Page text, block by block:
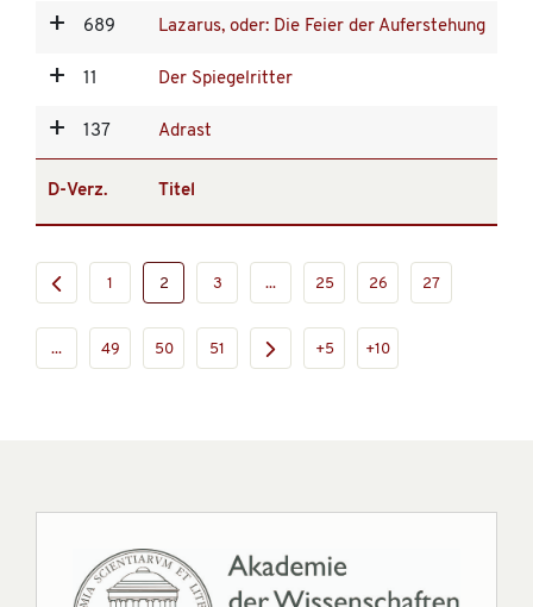
689 Lazarus, oder: Die Feier der Auferstehung
11 Der Spiegelritter
137 Adrast
D-Verz. Titel
1 2 3 ... 25 26 27
... 49 50 51 +5 +10